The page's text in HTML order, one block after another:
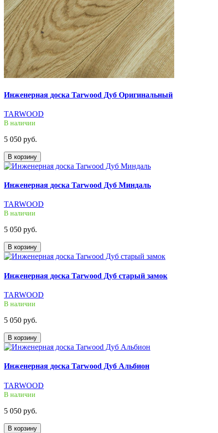
Инженерная доска Tarwood Дуб Оригинальный
TARWOOD
В наличии
5 050 руб.
В корзину
Инженерная доска Tarwood Дуб Миндаль
TARWOOD
В наличии
5 050 руб.
В корзину
Инженерная доска Tarwood Дуб старый замок
TARWOOD
В наличии
5 050 руб.
В корзину
Инженерная доска Tarwood Дуб Альбион
TARWOOD
В наличии
5 050 руб.
В корзину